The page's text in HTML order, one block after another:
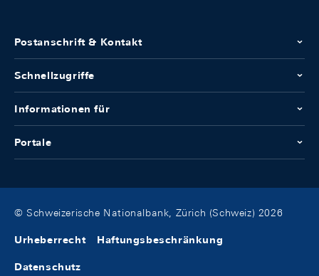
Postanschrift & Kontakt
Schnellzugriffe
Informationen für
Portale
© Schweizerische Nationalbank, Zürich (Schweiz) 2026
Urheberrecht Haftungsbeschränkung
Datenschutz